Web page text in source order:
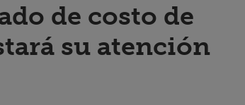
de costo de
su atención